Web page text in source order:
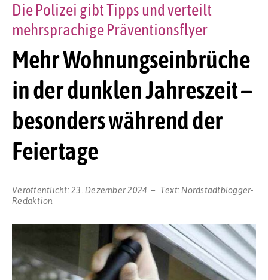
Mehr Wohnungseinbrüche
in der dunklen Jahreszeit –
besonders während der
Feiertage
Die Polizei gibt Tipps und verteilt
mehrsprachige Präventionsflyer
Veröffentlicht:23. Dezember 2024 Text: Nordstadtblogger-
Redaktion